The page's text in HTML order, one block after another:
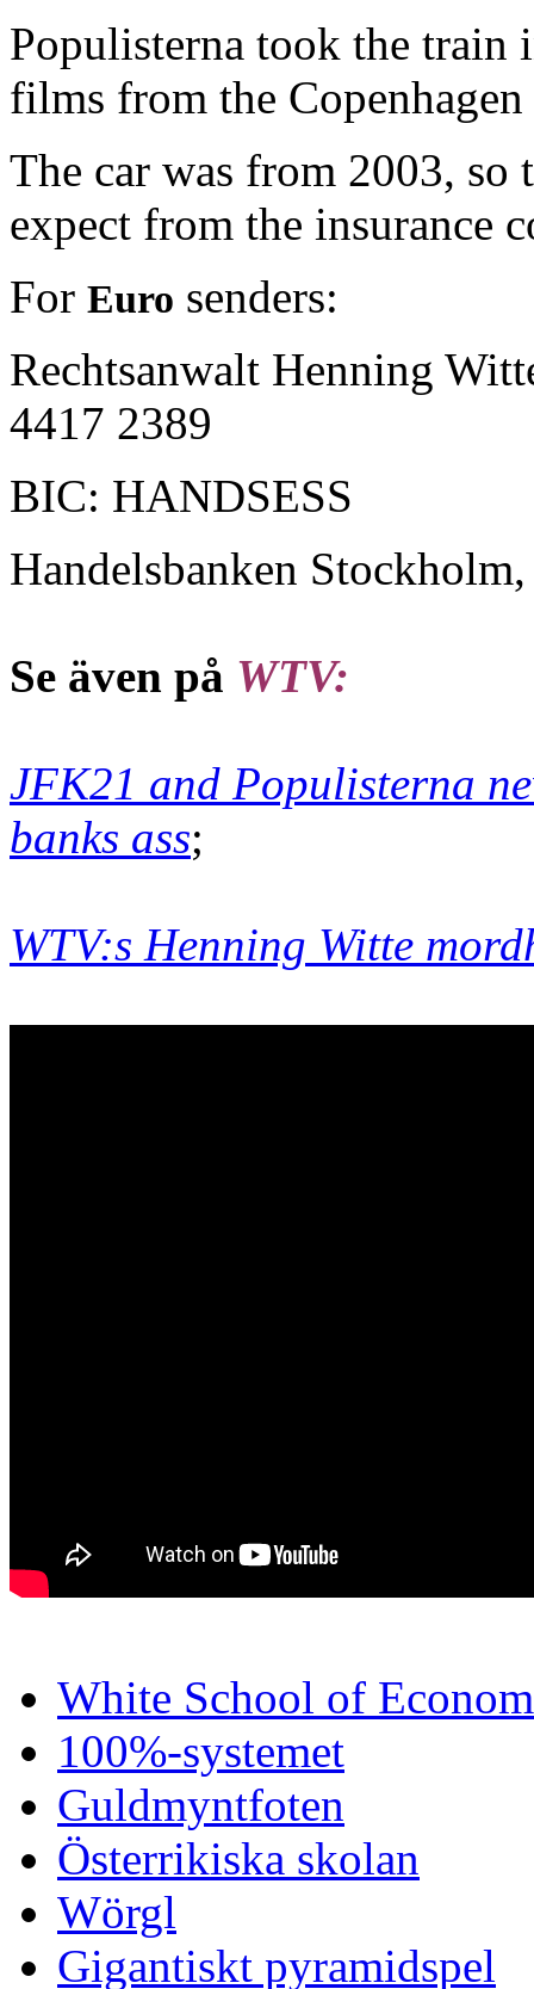
Populisterna took the train
films from the
The car was from 2003, so
expect from the insurance
For Euro senders:
Rechtsanwalt Henning
4417 2389
BIC: HANDSESS
Handelsbanken
Se även på WTV:
JFK21 and Populisterna
banks ass;
WTV:s Henning Witte
White School of
100%-systemet
Guldmyntfoten
Österrikiska skolan
Wörgl
Gigantiskt pyramidspel